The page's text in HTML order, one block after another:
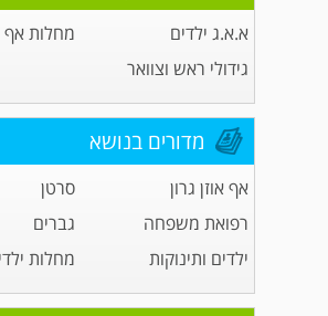
א.א.ג ילדים
מחלות אף
גידולי ראש וצוואר
מדורים בנושא
אף אוזן גרון
סרטן
רפואת משפחה
גברים
ילדים ותינוקות
מחלות